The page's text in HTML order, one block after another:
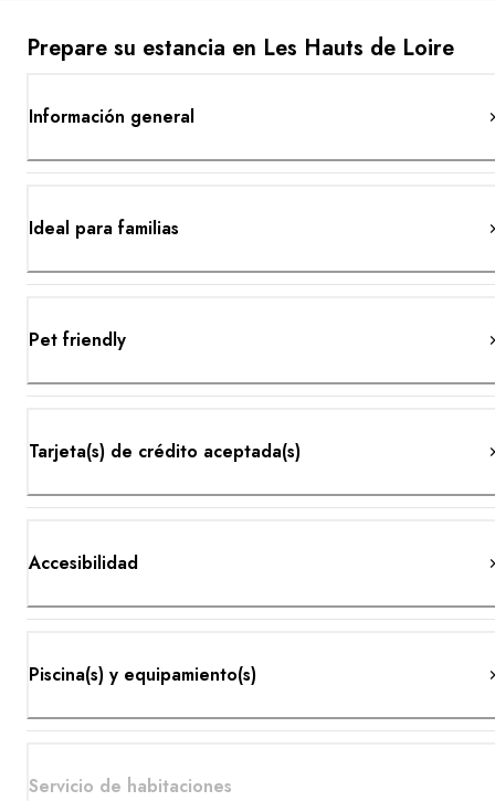
Prepare su estancia en Les Hauts de Loire
Información general
Ideal para familias
Pet friendly
Tarjeta(s) de crédito aceptada(s)
Accesibilidad
Piscina(s) y equipamiento(s)
Servicio de habitaciones